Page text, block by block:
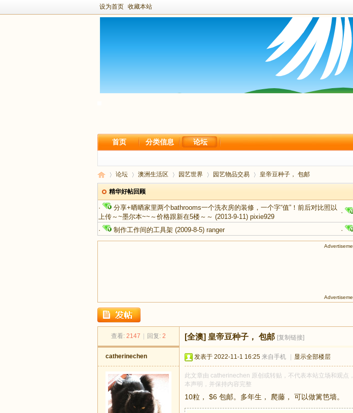
设为首页 收藏本站
首页 分类信息 论坛
新
足
›
论坛
›
澳洲生活区
›
园艺世界
›
园艺物品交易
›
皇帝豆种子， 包邮
精华好帖回顾
·
分享+晒晒家里两个bathrooms一个洗衣房的装修，一个字“值”！前后对比照以
上传～~墨尔本~~～价格跟新在5楼～～ (2013-9-11) pixie929
·
· 制作工作间的工具架 (2009-8-5) ranger ·
查看: 2147 回复: 2 [全澳] 皇帝豆种子， 包邮 [复制链接]
catherinechen 发表于 2022-11-1 16:25 来自手机 显示全部楼层
此文章由 catherinechen 原创或转贴，不代表本站立场和观
本声明，并保持内容完整
10粒， $6 包邮。多年生， 爬藤， 可以做篱笆墙。